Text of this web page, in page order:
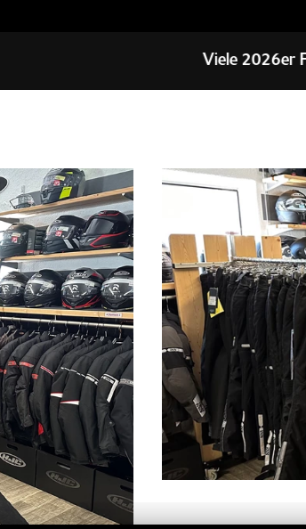
Viele 2026er Fahrzeuge stehen